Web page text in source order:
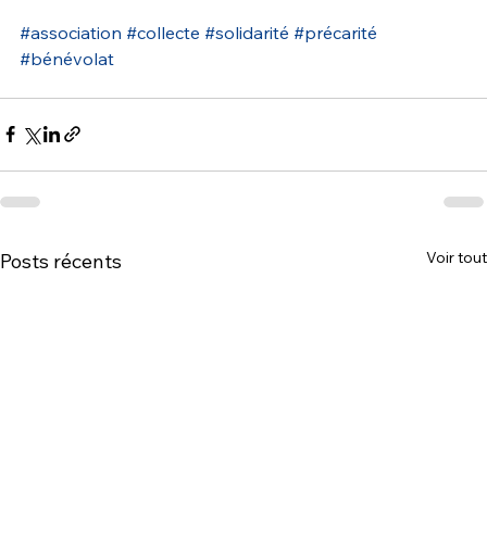
#association #collecte #solidarité #précarité
#bénévolat
Posts récents Voir tout